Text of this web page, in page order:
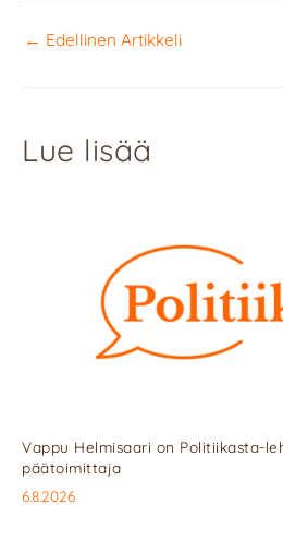
← Edellinen Artikkeli
Lue lisää
Vappu Helmisaari on Politiikasta-
päätoimittaja
6.8.2026